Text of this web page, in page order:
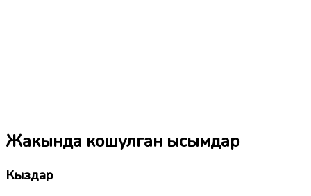
Жакында кошулган ысымдар
Кыздар